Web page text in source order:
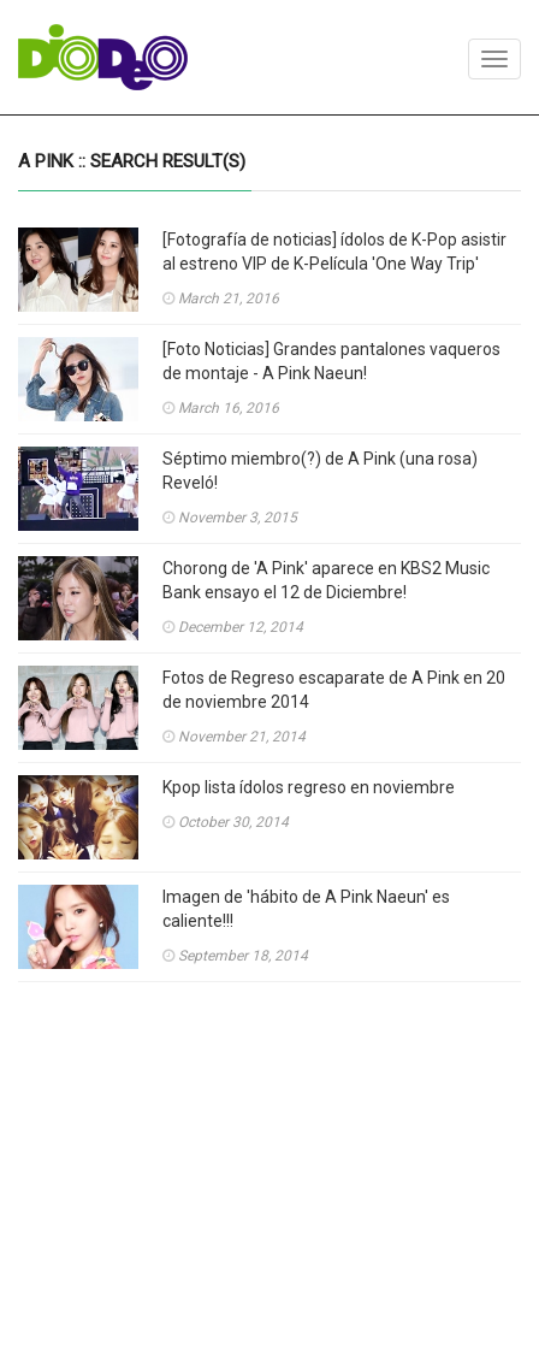
A PINK :: SEARCH RESULT(S)
[Fotografía de noticias] ídolos de K-Pop asistir
al estreno VIP de K-Película 'One Way Trip'
March 21, 2016
[Foto Noticias] Grandes pantalones vaqueros
de montaje - A Pink Naeun!
March 16, 2016
Séptimo miembro(?) de A Pink (una rosa)
Reveló!
November 3, 2015
Chorong de 'A Pink' aparece en KBS2 Music
Bank ensayo el 12 de Diciembre!
December 12, 2014
Fotos de Regreso escaparate de A Pink en 20
de noviembre 2014
November 21, 2014
Kpop lista ídolos regreso en noviembre
October 30, 2014
Imagen de 'hábito de A Pink Naeun' es
caliente!!!
September 18, 2014